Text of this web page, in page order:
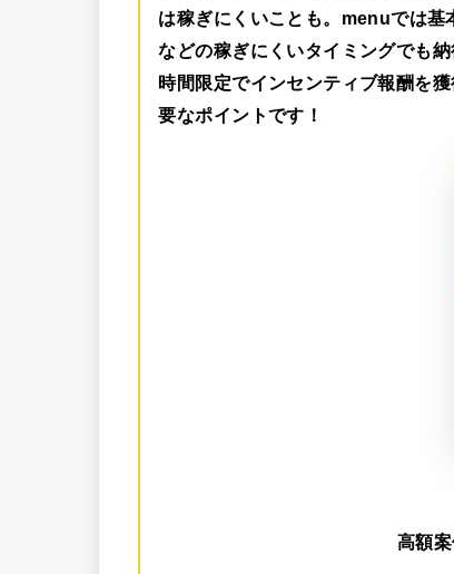
は稼ぎにくいことも。menuでは基
などの稼ぎにくいタイミングでも
時間限定でインセンティブ報酬を
要なポイントです！
高額